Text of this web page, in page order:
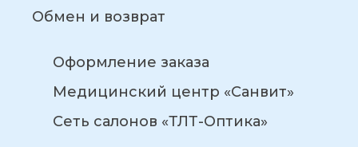
Обмен и возврат
Оформление заказа
Медицинский центр «Санвит»
Сеть салонов «ТЛТ-Оптика»